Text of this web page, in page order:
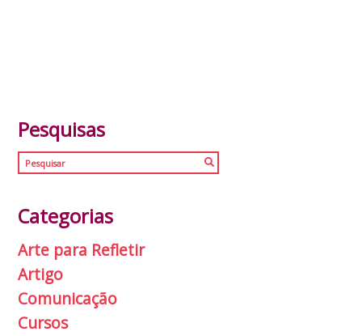
Pesquisas
Categorias
Arte para Refletir
Artigo
Comunicação
Cursos